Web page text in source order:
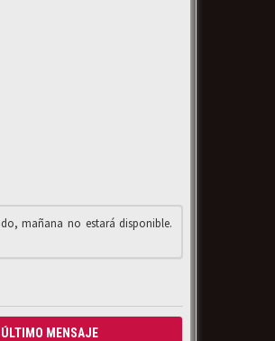
mañana no estará disponible.
ÚLTIMO MENSAJE